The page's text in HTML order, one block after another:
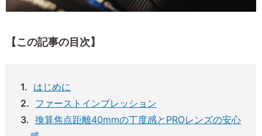
【この記事の目次】
はじめに
ファーストインプレッション
換算焦点距離40mmの丁度感とPROレンズの安心